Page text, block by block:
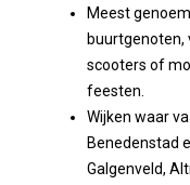
Meest
buurtgenoten,
scooters of
feesten.
Wijken waar
Benedenstad
Galgenveld,